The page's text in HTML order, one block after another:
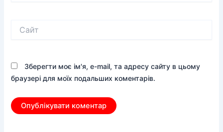
Зберегти моє ім'я, e-mail, та адресу сайту в цьому
браузері для моїх подальших коментарів.